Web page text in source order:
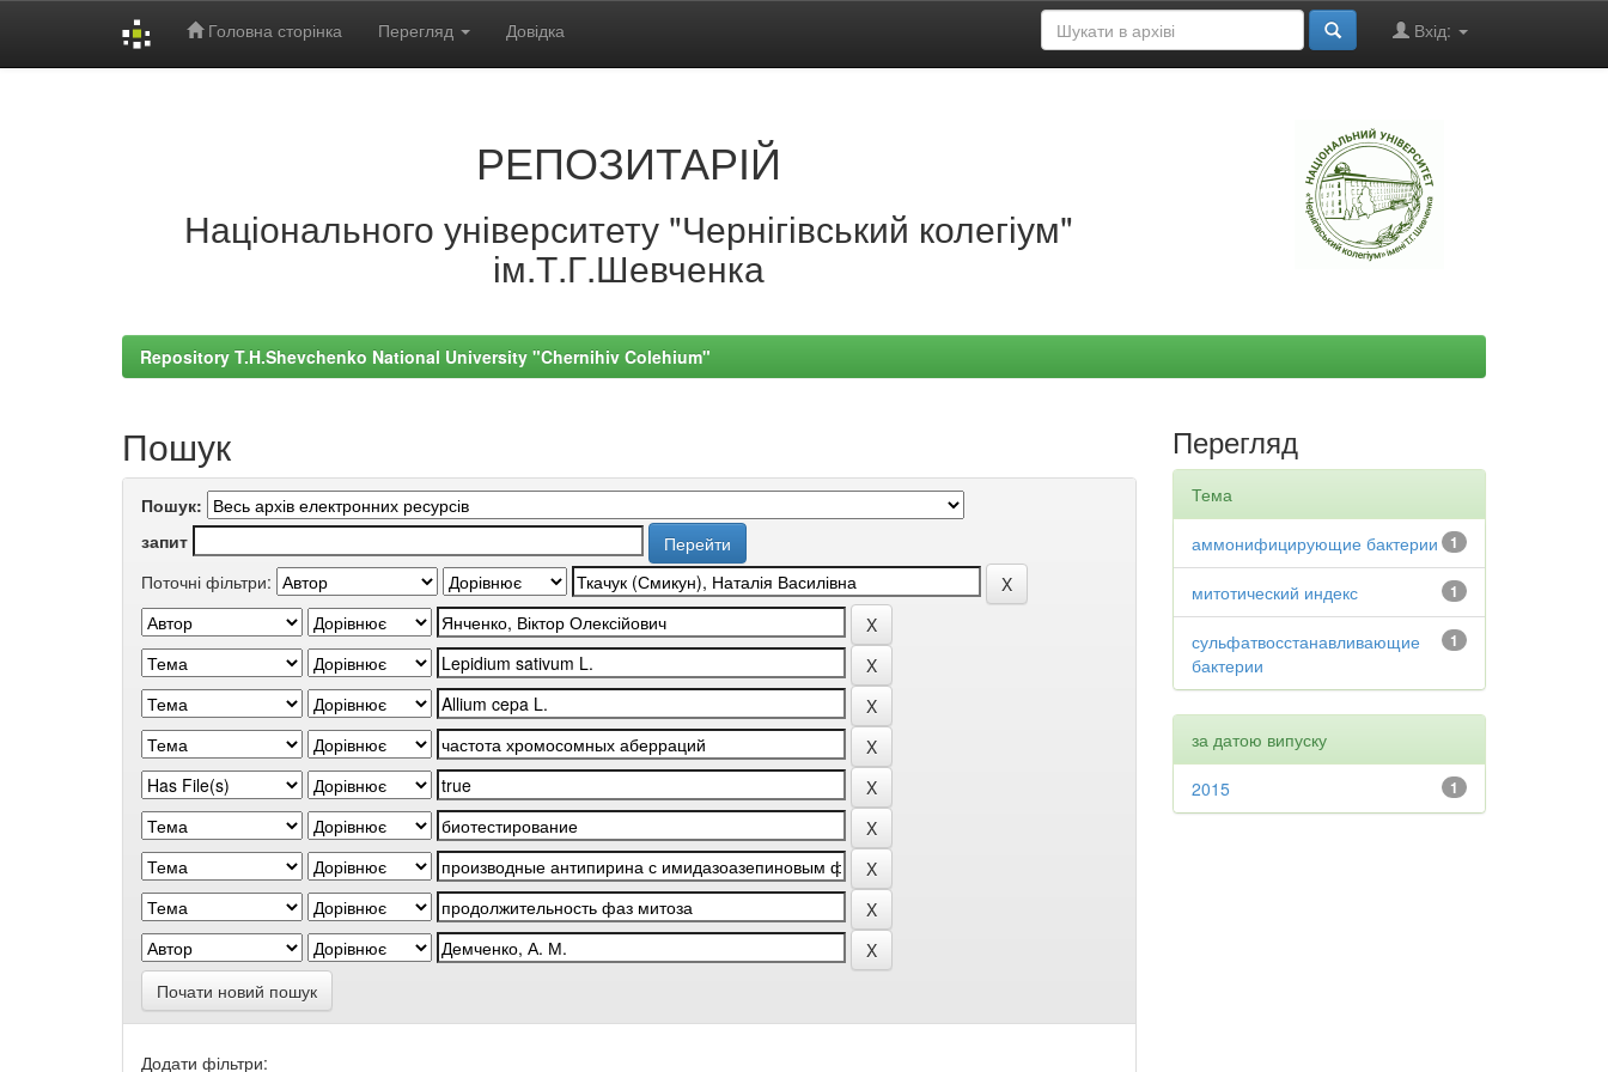
Головна сторінка Перегляд Довідка Вхід:
РЕПОЗИТАРІЙ
Національного університету "Чернігівський колегіум"
ім.Т.Г.Шевченка
Repository T.H.Shevchenko National University "Chernihiv Colehium"
Пошук
Пошук:
запит
Поточні фільтри:
Почати новий пошук
Додати фільтри:
Перегляд
Тема
1
аммонифицирующие бактерии
1
митотический индекс
1
сульфатвосстанавливающие
бактерии
за датою випуску
1
2015